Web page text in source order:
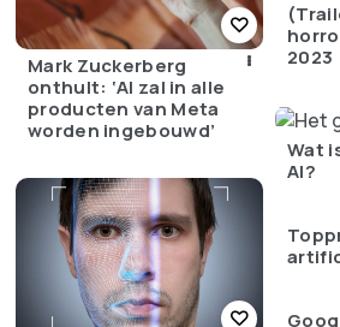
Mark Zuckerberg
onthult: ‘AI zal in alle
producten van Meta
worden ingebouwd’
2023
Wat
AI?